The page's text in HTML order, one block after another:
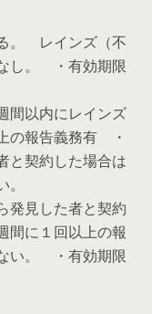
。 レインズ（不
し。 ・有効期限
以内にレインズ
の報告義務有 ・
契約した場合は
見した者と契約
間に１回以上の報
い。 ・有効期限